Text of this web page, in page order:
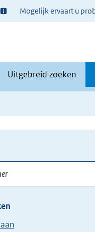
Ter
Mogelijk ervaart u
Uitgebreid zoeken